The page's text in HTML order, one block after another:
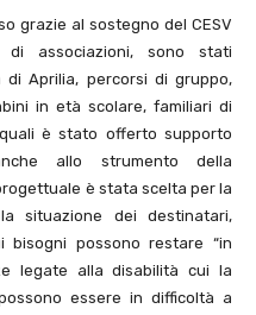
grazie al sostegno del CESV
associazioni, sono stati
Aprilia, percorsi di gruppo,
in età scolare, familiari di
è stato offerto supporto
allo strumento della
è stata scelta per la
situazione dei destinatari,
possono restare “in
legate alla disabilità cui la
essere in difficoltà a